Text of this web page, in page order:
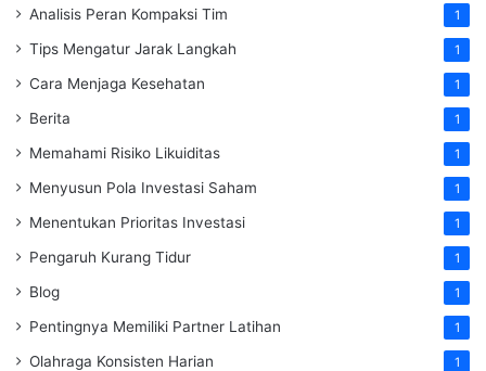
Analisis Peran Kompaksi Tim 1
Tips Mengatur Jarak Langkah 1
Cara Menjaga Kesehatan 1
Berita 1
Memahami Risiko Likuiditas 1
Menyusun Pola Investasi Saham 1
Menentukan Prioritas Investasi 1
Pengaruh Kurang Tidur 1
Blog 1
Pentingnya Memiliki Partner Latihan 1
Olahraga Konsisten Harian 1